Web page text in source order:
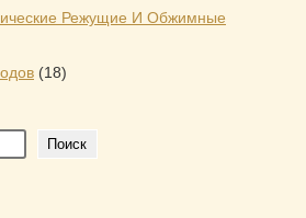
товара
Режущие И Обжимные
1818
Поиск